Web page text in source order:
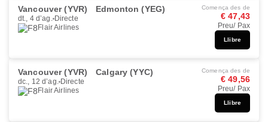
Vancouver (YVR) Edmonton (YEG)
dt., 4 d’ag. Directe
Flair Airlines
Comença des de
€ 47,43
Preu/ Pax
Llibre
Vancouver (YVR) Calgary (YYC)
dc., 12 d’ag. Directe
Flair Airlines
Comença des de
€ 49,56
Preu/ Pax
Llibre